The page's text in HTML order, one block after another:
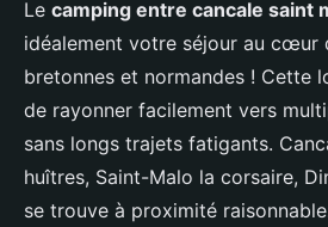
Le camping entre cancale saint
idéalement votre séjour au cœur
bretonnes et normandes ! Cette
de rayonner facilement vers
sans longs trajets fatigants.
huîtres, Saint-Malo la corsaire,
se trouve à proximité